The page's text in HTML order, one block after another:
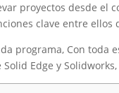
proyectos desde el
clave entre
programa, Con
Edge y